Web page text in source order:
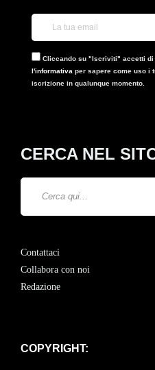
Cliccando su "Iscriviti" accetti
l'informativa per sapere come uso i
iscrizione in qualunque momento.
CERCA NEL
Contattaci
Collabora con noi
Redazione
COPYRIGHT: